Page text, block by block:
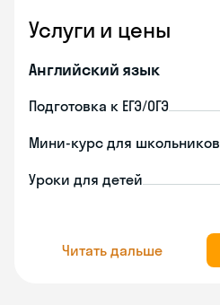
Услуги и цены
Английский язык
Подготовка к ЕГЭ/ОГЭ
Мини-курс для школьников
Уроки для детей
Читать дальше